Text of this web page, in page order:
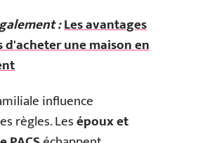
:Les avantages
d'acheter une maison en
influence
règles. Lesépoux et